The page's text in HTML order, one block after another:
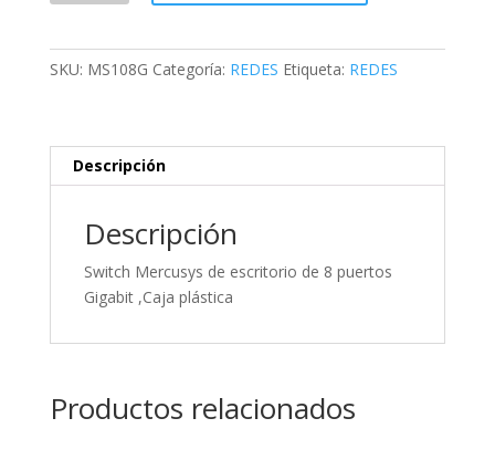
de
,Caja
plástica
SKU: MS108G Categoría: REDES Etiqueta: REDES
Descripción
Descripción
Switch Mercusys de escritorio de 8 puertos
Gigabit ,Caja plástica
Productos relacionados